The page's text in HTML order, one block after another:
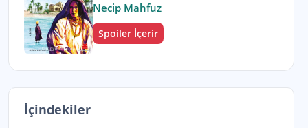
Necip Mahfuz
Spoiler İçerir
İçindekiler